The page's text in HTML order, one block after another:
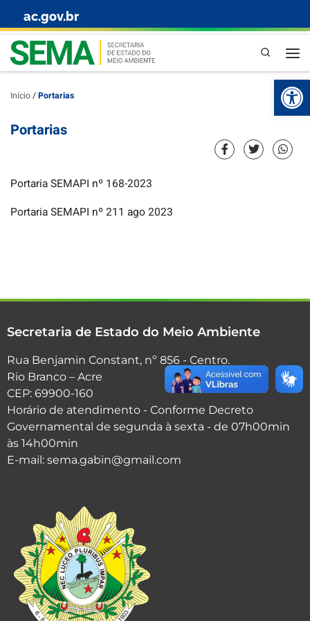
Skip to content
ac.gov.br
Pesquisa
Início/Portarias
Portarias
Portaria SEMAPI nº 168-2023
Portaria SEMAPI nº 211 ago 2023
Secretaria de Estado do Meio Ambiente
Rua Benjamin Constant, nº 856 - Centro.
Rio Branco – Acre
CEP: 69900-160
Horário de atendimento - Conforme Decreto
Governamental de segunda à sexta - de 07h00min
às 14h00min
E-mail: sema.gabin@gmail.com